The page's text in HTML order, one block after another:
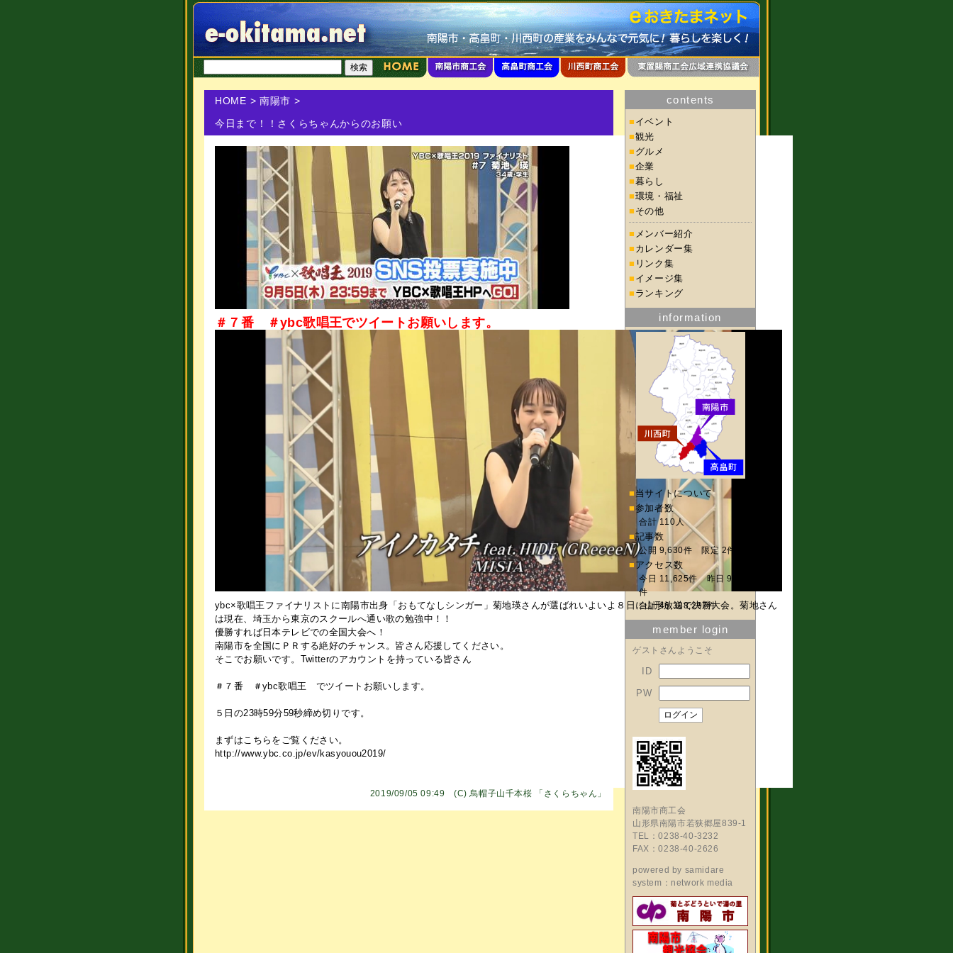
HOME > 南陽市 >
今日まで！！さくらちゃんからのお願い
＃７番 ＃ybc歌唱王でツイートお願いします。
ybc×歌唱王ファイナリストに南陽市出身「おもてなしシンガー」菊地瑛さんが選ばれいよいよ８日に山形放送で決勝大会。菊地さん
は現在、埼玉から東京のスクールへ通い歌の勉強中！！
優勝すれば日本テレビでの全国大会へ！
南陽市を全国にＰＲする絶好のチャンス。皆さん応援してください。
そこでお願いです。Twitterのアカウントを持っている皆さん
＃７番 ＃ybc歌唱王 でツイートお願いします。
５日の23時59分59秒締め切りです。
まずはこちらをご覧ください。
http://www.ybc.co.jp/ev/kasyouou2019/
2019/09/05 09:49 (C)烏帽子山千本桜 「さくらちゃん」
contents
■ イベント
■観光
■ グルメ
■企業
■暮らし
■環境・福祉
■ その他
■ メンバー紹介
■ カレンダー集
■ リンク集
■ イメージ集
■ ランキング
information
■ 当サイトについて
■参加者数
合計 110人
■記事数
公開 9,630件 限定 2件
■ アクセス数
今日 11,625件 昨日 9,408
件
合計 46,388,297件
member login
ゲストさんようこそ
ID
PW
南陽市商工会
山形県南陽市若狭郷屋839-1
TEL：0238-40-3232
FAX：0238-40-2626
powered by samidare
system：network media